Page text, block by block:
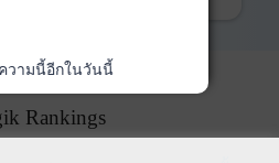
Rankings
วามนี้อีกในวันนี้